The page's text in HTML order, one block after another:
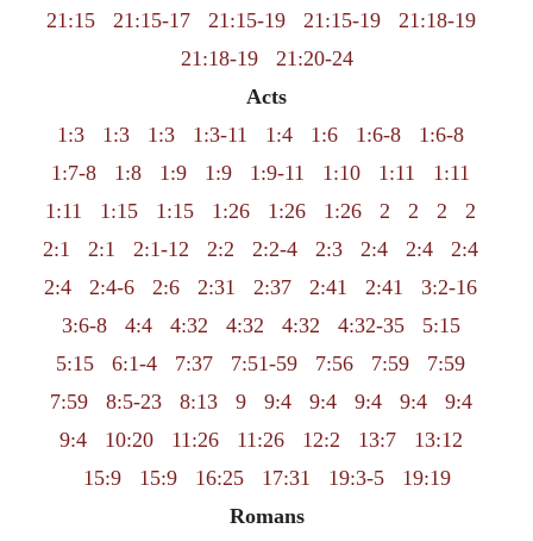
21:15
21:15-17 21:15-19 21:15-19
21:18-19
21:18-19
21:20-24
Acts
1:3
1:3 1:3 1:3-11 1:4 1:6 1:6-8
1:6-8
1:7-8
1:8 1:9 1:9 1:9-11 1:10 1:11
1:11
1:11
1:15 1:15 1:26 1:26 1:26 2 2 2
2
2:1
2:1 2:1-12 2:2 2:2-4 2:3 2:4 2:4
2:4
2:4
2:4-6 2:6 2:31 2:37 2:41 2:41
3:2-16
3:6-8
4:4 4:32 4:32 4:32 4:32-35
5:15
5:15
6:1-4 7:37 7:51-59 7:56 7:59
7:59
7:59
8:5-23 8:13 9 9:4 9:4 9:4 9:4
9:4
9:4
10:20 11:26 11:26 12:2 13:7
13:12
15:9
15:9 16:25 17:31 19:3-5
19:19
Romans